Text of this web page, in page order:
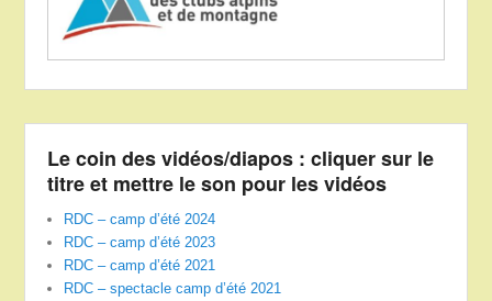
Le coin des vidéos/diapos : cliquer sur le
titre et mettre le son pour les vidéos
RDC – camp d’été 2024
RDC – camp d’été 2023
RDC – camp d’été 2021
RDC – spectacle camp d’été 2021